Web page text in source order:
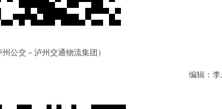
公交－泸州交通物流集团）
编辑：